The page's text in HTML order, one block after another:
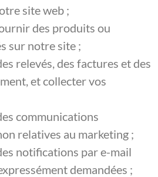
site web ;
des produits ou
sur notre site ;
relevés, des factures et des
et collecter vos
communications
relatives au marketing ;
notifications par e-mail
demandées ;